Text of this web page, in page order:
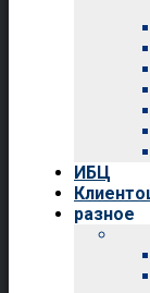
ИБЦ
разное